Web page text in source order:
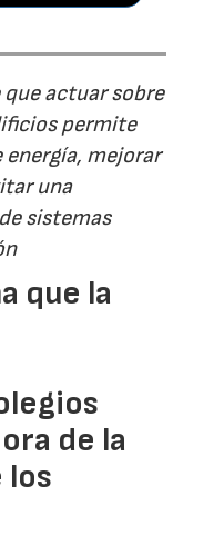
actuar sobre
permite
energía, mejorar
una
sistemas
que la
de la
los